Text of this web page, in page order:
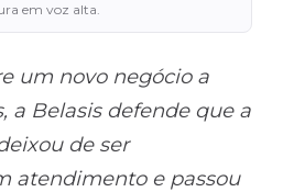
em voz alta.
um novo negócio a
a Belasis defende que a
de ser
atendimento e passou